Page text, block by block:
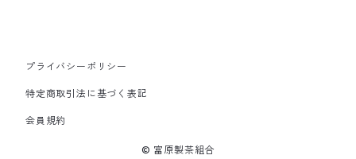
プライバシーポリシー
特定商取引法に基づく表記
会員規約
© 富原製茶組合